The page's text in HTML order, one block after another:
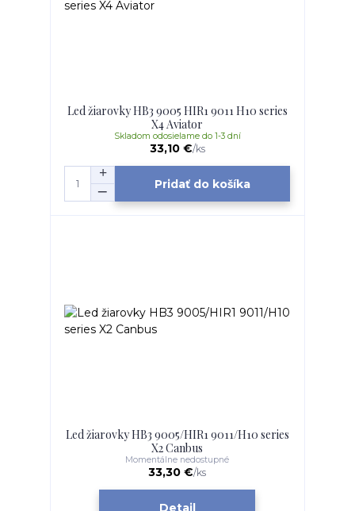
Led žiarovky HB3 9005 HIR1 9011 H10 series
X4 Aviator
33,10 €/ks
Skladom odosielame do 1-3 dní
Pridať do košíka
Led žiarovky HB3 9005/HIR1 9011/H10 series
X2 Canbus
33,30 €/ks
Momentálne nedostupné
Detail